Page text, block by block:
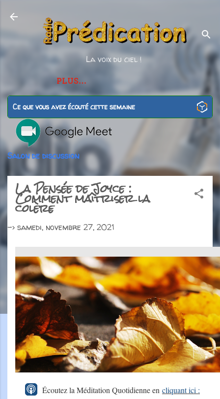
La voix du ciel !
PLUS…
Ce que vous avez écouté cette semaine
Salon de discussion
La Pensée de Joyce :
Comment maîtriser la
colère
-> samedi, novembre 27, 2021
Écoutez la Méditation Quotidienne en cliquant ici :